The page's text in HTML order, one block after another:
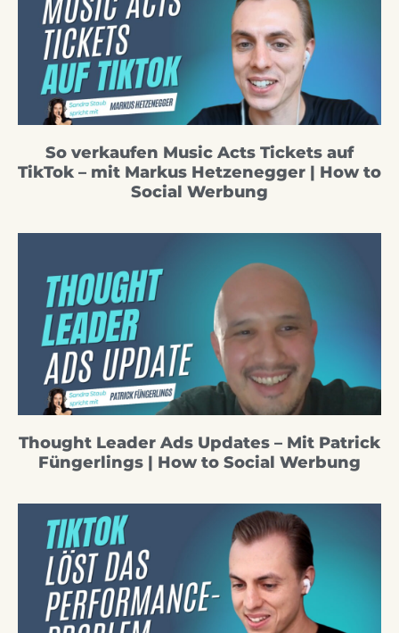
So verkaufen Music Acts Tickets auf
TikTok – mit Markus Hetzenegger | How to
Social Werbung
Thought Leader Ads Updates – Mit Patrick
Füngerlings | How to Social Werbung